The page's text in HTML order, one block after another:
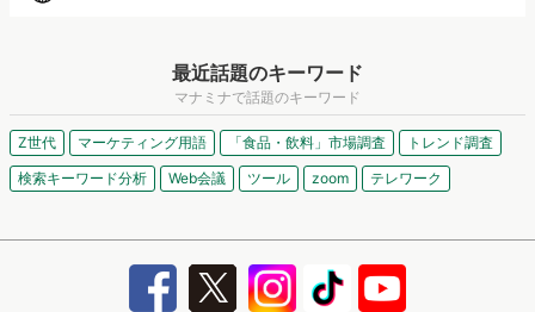
最近話題のキーワード
マナミナで話題のキーワード
Z世代 マーケティング用語 「食品・飲料」市場調査
トレンド調査
検索キーワード分析
Web会議 ツール zoom テレワーク